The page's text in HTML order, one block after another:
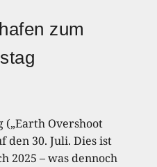
zum
(„Earth Overshoot
den 30. Juli. Dies ist
2025 – was dennoch